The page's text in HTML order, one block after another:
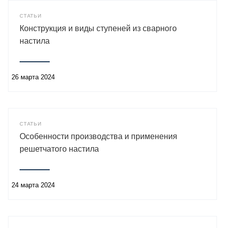
СТАТЬИ
Конструкция и виды ступеней из сварного
настила
26 марта 2024
СТАТЬИ
Особенности производства и применения
решетчатого настила
24 марта 2024